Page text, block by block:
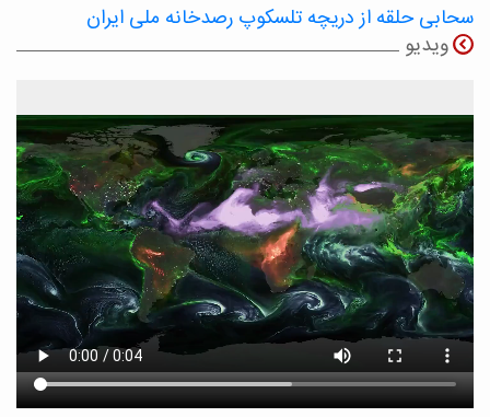
سحابی حلقه از دریچه تلسکوپ رصدخانه ملی ایران
ویدیو